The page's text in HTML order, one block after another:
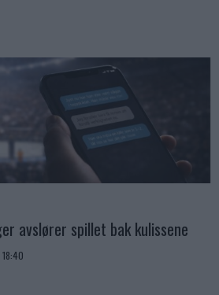
avslører spillet bak kulissene